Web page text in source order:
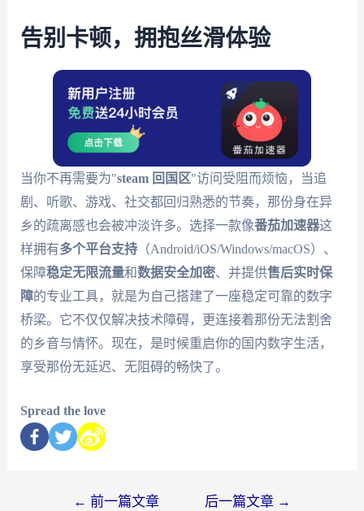
告别卡顿，拥抱丝滑体验
当你不再需要为"steam 回国区"访问受阻而烦恼，当追
剧、听歌、游戏、社交都回归熟悉的节奏，那份身在异
乡的疏离感也会被冲淡许多。选择一款像番茄加速器这
样拥有多个平台支持（Android/iOS/Windows/macOS）、
保障稳定无限流量和数据安全加密、并提供售后实时保
障的专业工具，就是为自己搭建了一座稳定可靠的数字
桥梁。它不仅仅解决技术障碍，更连接着那份无法割舍
的乡音与情怀。现在，是时候重启你的国内数字生活，
享受那份无延迟、无阻碍的畅快了。
Spread the love
← 前一篇文章 后一篇文章 →